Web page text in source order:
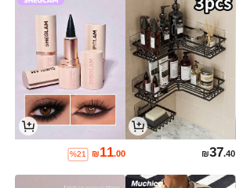
₪37.40
₪11.00
%21